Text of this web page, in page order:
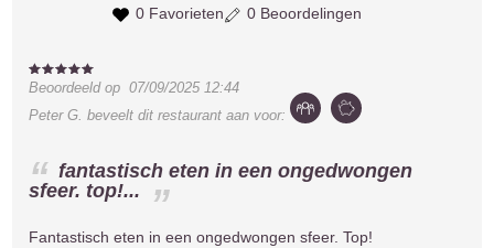
0 Favorieten
0 Beoordelingen
Beoordeeld op07/09/2025 12:44
Peter G. beveelt dit restaurant aan voor:
fantastisch eten in een ongedwongen
sfeer. top!...
Fantastisch eten in een ongedwongen sfeer. Top!